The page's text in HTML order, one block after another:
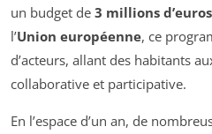
un budget de 3 millions d’euros
l’Union européenne, ce
d’acteurs, allant des habitants
collaborative et participative.
En l’espace d’un an, de